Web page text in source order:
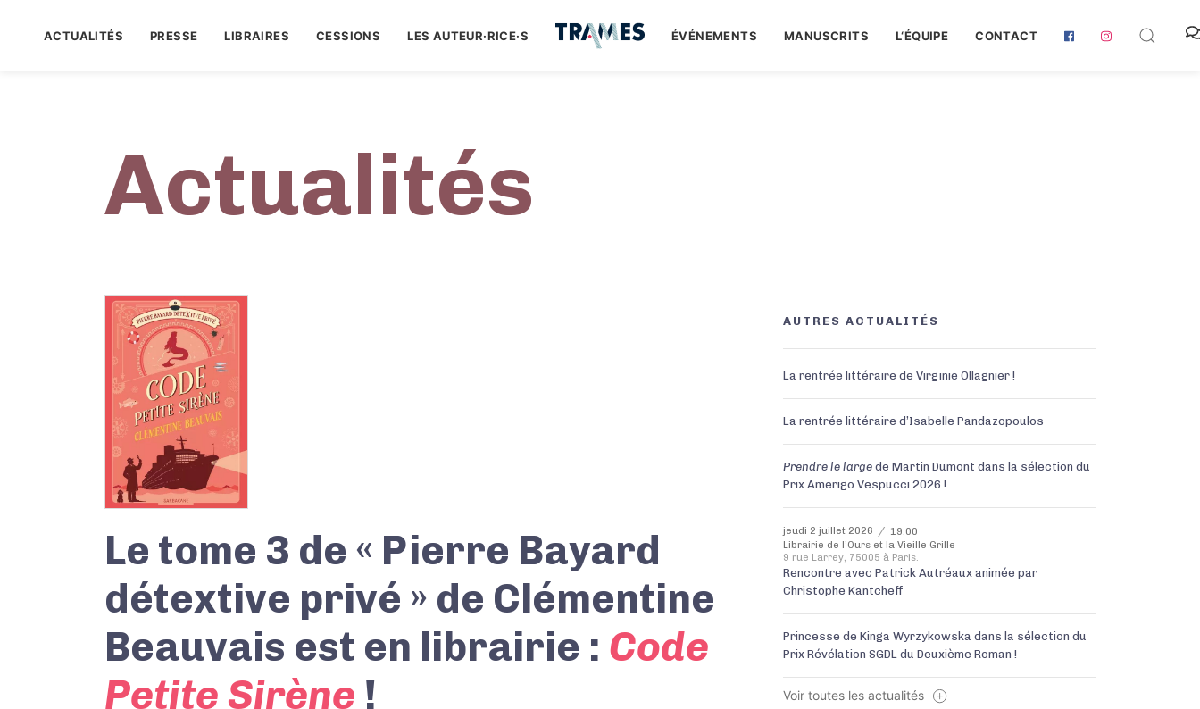
ACTUALITÉS PRESSE LIBRAIRES CESSIONS LES AUTEUR·RICE·S ÉVÉNEMENTS MANUSCRITS L‘ÉQUIPE CONTACT
Actualités
Le tome 3 de « Pierre Bayard
détextive privé » de Clémentine
Beauvais est en librairie : Code
Petite Sirène !
AUTRES ACTUALITÉS
La rentrée littéraire de Virginie Ollagnier !
La rentrée littéraire d’Isabelle Pandazopoulos
Prendre le large de Martin Dumont dans la sélection du
Prix Amerigo Vespucci 2026 !
jeudi 2 juillet 2026
19:00
Librairie de l’Ours et la Vieille Grille
9 rue Larrey, 75005 à Paris.
Rencontre avec Patrick Autréaux animée par
Christophe Kantcheff
Princesse de Kinga Wyrzykowska dans la sélection du
Prix Révélation SGDL du Deuxième Roman !
Voir toutes les actualités